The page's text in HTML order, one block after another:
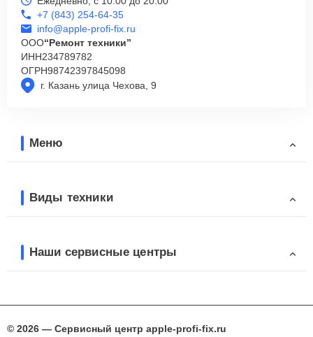
г. Казань улица Чехова, 9
+7 (843) 254-64-35
info@apple-profi-fix.ru
ООО“Ремонт техники”
ИНН234789782
ОГРН98742397845098
Меню
Виды техники
Наши сервисные центры
© 2026 — Сервисный центр apple-profi-fix.ru